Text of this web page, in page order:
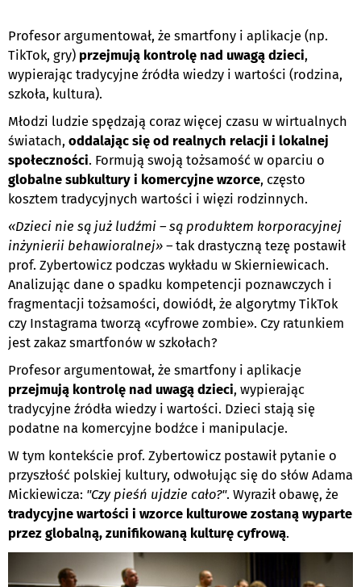
Profesor argumentował, że smartfony i aplikacje (np.
TikTok, gry) przejmują kontrolę nad uwagą dzieci,
wypierając tradycyjne źródła wiedzy i wartości (rodzina,
szkoła, kultura).
Młodzi ludzie spędzają coraz więcej czasu w wirtualnych
światach, oddalając się od realnych relacji i lokalnej
społeczności. Formują swoją tożsamość w oparciu o
globalne subkultury i komercyjne wzorce, często
kosztem tradycyjnych wartości i więzi rodzinnych.
«Dzieci nie są już ludźmi – są produktem korporacyjnej
inżynierii behawioralnej» – tak drastyczną tezę postawił
prof. Zybertowicz podczas wykładu w Skierniewicach.
Analizując dane o spadku kompetencji poznawczych i
fragmentacji tożsamości, dowiódł, że algorytmy TikTok
czy Instagrama tworzą «cyfrowe zombie». Czy ratunkiem
jest zakaz smartfonów w szkołach?
Profesor argumentował, że smartfony i aplikacje
przejmują kontrolę nad uwagą dzieci, wypierając
tradycyjne źródła wiedzy i wartości. Dzieci stają się
podatne na komercyjne bodźce i manipulacje.
W tym kontekście prof. Zybertowicz postawił pytanie o
przyszłość polskiej kultury, odwołując się do słów Adama
Mickiewicza: "Czy pieśń ujdzie cało?". Wyraził obawę, że
tradycyjne wartości i wzorce kulturowe zostaną wyparte
przez globalną, zunifikowaną kulturę cyfrową.